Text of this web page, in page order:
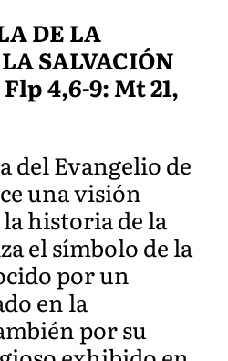
DE LA
SALVACIÓN
Flp 4,6-9: Mt 21,
del Evangelio de
una visión
historia de la
el símbolo de la
por un
en la
por su